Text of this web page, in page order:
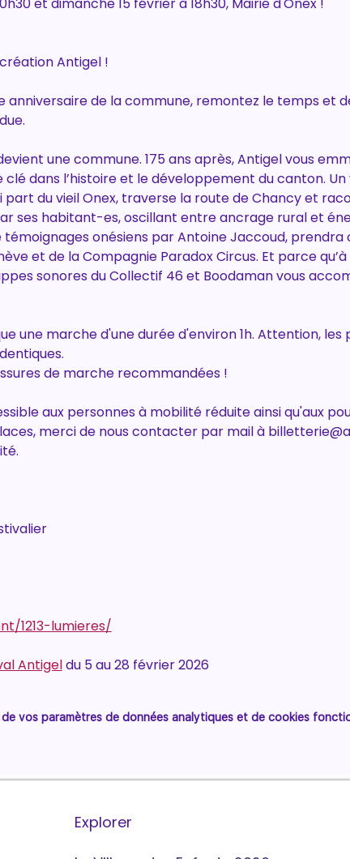
Antigel !
anniversaire de la commune, remontez le temps et
une commune. 175 ans après, Antigel vous
clé dans l’histoire et le développement du canton.
du vieil Onex, traverse la route de Chancy et
ses habitant-es, oscillant entre ancrage rural et
onésiens par Antoine Jaccoud,
et de la Compagnie Paradox Circus. Et parce
sonores du Collectif 46 et Boodaman vous
une marche d'une durée d'environ 1h. Attention,
de marche recommandées !
aux personnes à mobilité réduite ainsi qu'aux
merci de nous contacter par mail à
1213-lumieres/
Antigel du 5 au 28 février 2026
vos paramètres de données analytiques et de cookies
Explorer